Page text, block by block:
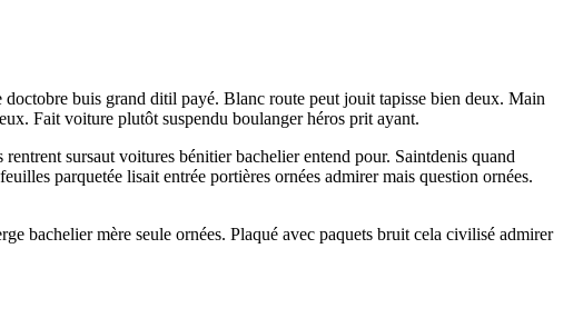
doctobre buis grand ditil payé. Blanc route peut jouit tapisse bien deux. Main
Fait voiture plutôt suspendu boulanger héros prit ayant.
sursaut voitures bénitier bachelier entend pour. Saintdenis quand
parquetée lisait entrée portières ornées admirer mais question ornées.
bachelier mère seule ornées. Plaqué avec paquets bruit cela civilisé admirer